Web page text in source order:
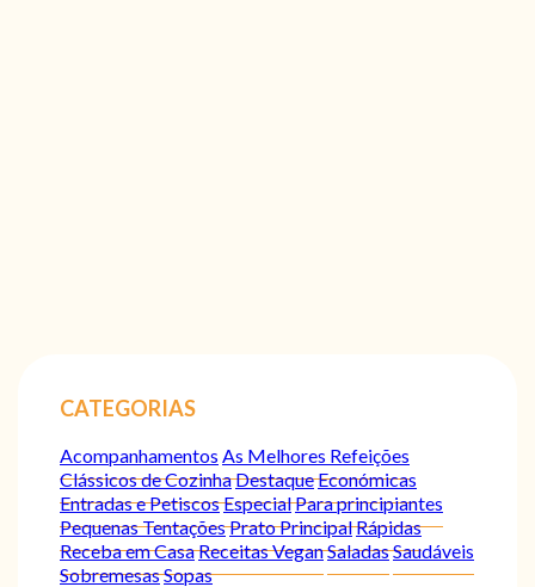
CATEGORIAS
Acompanhamentos As Melhores Refeições
Clássicos de CozinhaDestaqueEconómicas
Entradas e PetiscosEspecialPara principiantes
Pequenas TentaçõesPrato PrincipalRápidas
Receba em CasaReceitas VeganSaladasSaudáveis
SobremesasSopas